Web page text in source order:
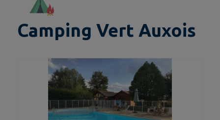
Camping Vert Auxois